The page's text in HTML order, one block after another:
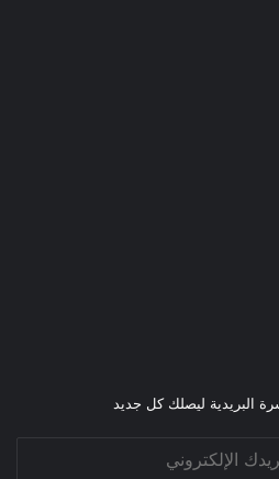
البريدية ليصلك كل جديد